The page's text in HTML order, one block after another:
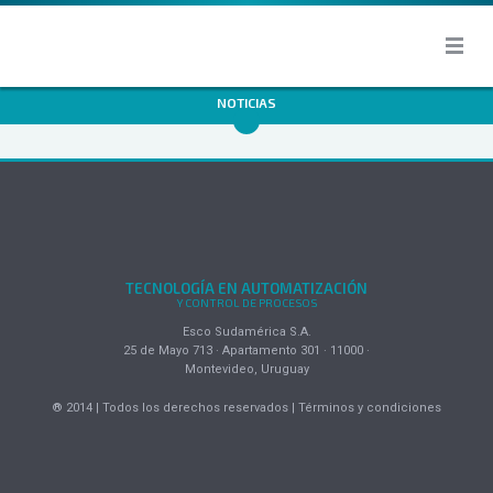
NOTICIAS
TECNOLOGÍA EN AUTOMATIZACIÓN
Y CONTROL DE PROCESOS
Esco Sudamérica S.A.
25 de Mayo 713 · Apartamento 301 · 11000 ·
Montevideo, Uruguay
® 2014 | Todos los derechos reservados | Términos y condiciones